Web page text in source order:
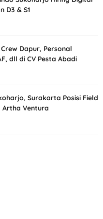
D3 & S1
Dapur, Personal
dll di CV Pesta Abadi
Surakarta Posisi Field
Artha Ventura